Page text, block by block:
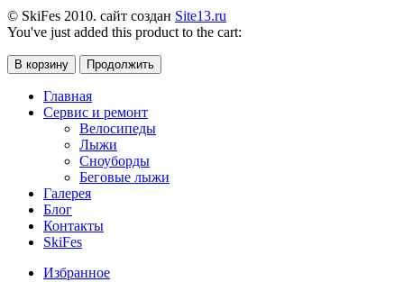
© SkiFes 2010. сайт создан Site13.ru
You've just added this product to the cart:
В корзину Продолжить
Главная
Сервис и ремонт
Велосипеды
Лыжи
Сноуборды
Беговые лыжи
Галерея
Блог
Контакты
SkiFes
Избранное